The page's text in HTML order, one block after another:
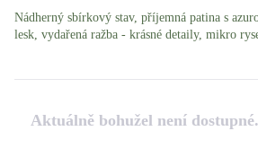
Nádherný sbírkový stav, příjemná patina s
lesk, vydařená ražba - krásné detaily, mikro
Aktuálně bohužel není dostupné.